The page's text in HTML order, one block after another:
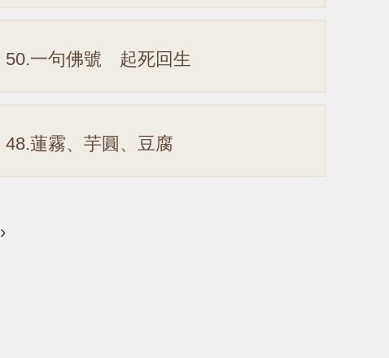
50.一句佛號 起死回生
48.蓮霧、芋圓、豆腐
›